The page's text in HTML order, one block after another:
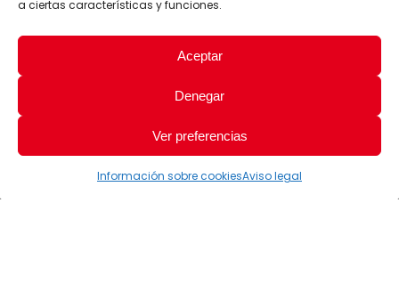
a ciertas características y funciones.
Aceptar
Denegar
Ver preferencias
Información sobre cookiesAviso legal